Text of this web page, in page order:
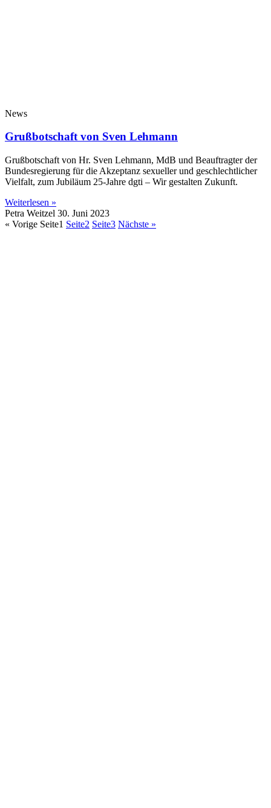
News
Grußbotschaft von Sven Lehmann
Grußbotschaft von Hr. Sven Lehmann, MdB und Beauftragter der
Bundesregierung für die Akzeptanz sexueller und geschlechtlicher
Vielfalt, zum Jubiläum 25-Jahre dgti – Wir gestalten Zukunft.
Weiterlesen »
Petra Weitzel 30. Juni 2023
« Vorige Seite1 Seite2 Seite3 Nächste »